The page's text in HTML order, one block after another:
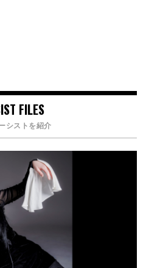
FILES
シストを紹介